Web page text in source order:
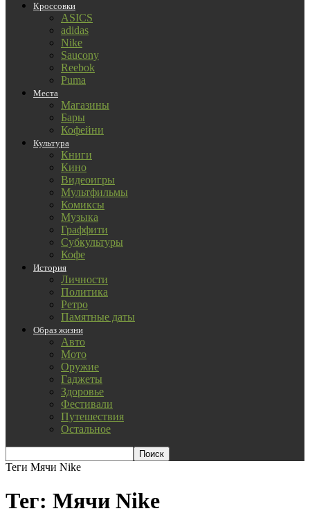
Кроссовки
ASICS
adidas
Nike
Saucony
Reebok
Puma
Места
Магазины
Бары
Кофейни
Культура
Книги
Кино
Видеоигры
Мультфильмы
Комиксы
Музыка
Граффити
Субкультуры
Кофе
История
Личности
Политика
Ретро
Памятные даты
Образ жизни
Авто
Мото
Оружие
Гаджеты
Здоровье
Фестивали
Путешествия
Остальное
Теги Мячи Nike
Тег: Мячи Nike